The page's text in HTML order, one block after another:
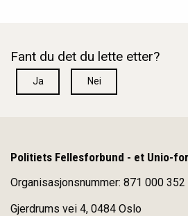
Fant du det du lette etter?
Ja Nei
Politiets Fellesforbund - et Unio-
Organisasjonsnummer: 871 000 352
Gjerdrums vei 4, 0484 Oslo